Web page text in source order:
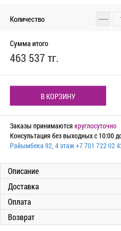
Количество
Сумма итого
463 537 тг.
В КОРЗИНУ
Заказы принимаются круглосуточно
Консультация без выходных с 10:00
Райымбека 92, 4 этаж+7 701 722 02
Описание
Доставка
Оплата
Возврат